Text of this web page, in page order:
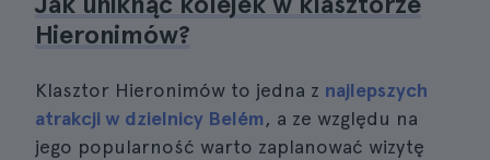
Hieronimów?
Klasztor Hieronimów to jedna z najlepszych
atrakcji w dzielnicy Belém, a ze względu na
jego popularność warto zaplanować wizytę